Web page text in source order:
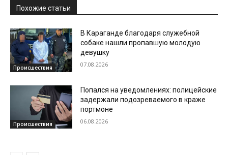
Похожие статьи
Происшествия
В Караганде благодаря служебной
собаке нашли пропавшую молодую
девушку
07.08.2026
Происшествия
Попался на уведомлениях: полицейские
задержали подозреваемого в краже
портмоне
06.08.2026